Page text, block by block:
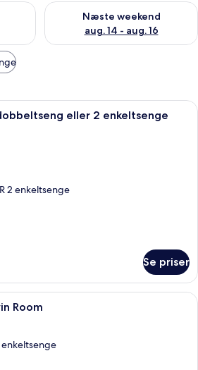
weekend aug. 7 - aug. 9
Næste weekend
aug. 14 - aug. 16
Tjek tilgængelighed for næste
Et hotelværelse med en stor seng,
eller 2 enkeltsenge
2 enkeltsenge
Se priser
Et hotelværelse med seng,
Room
enkeltsenge